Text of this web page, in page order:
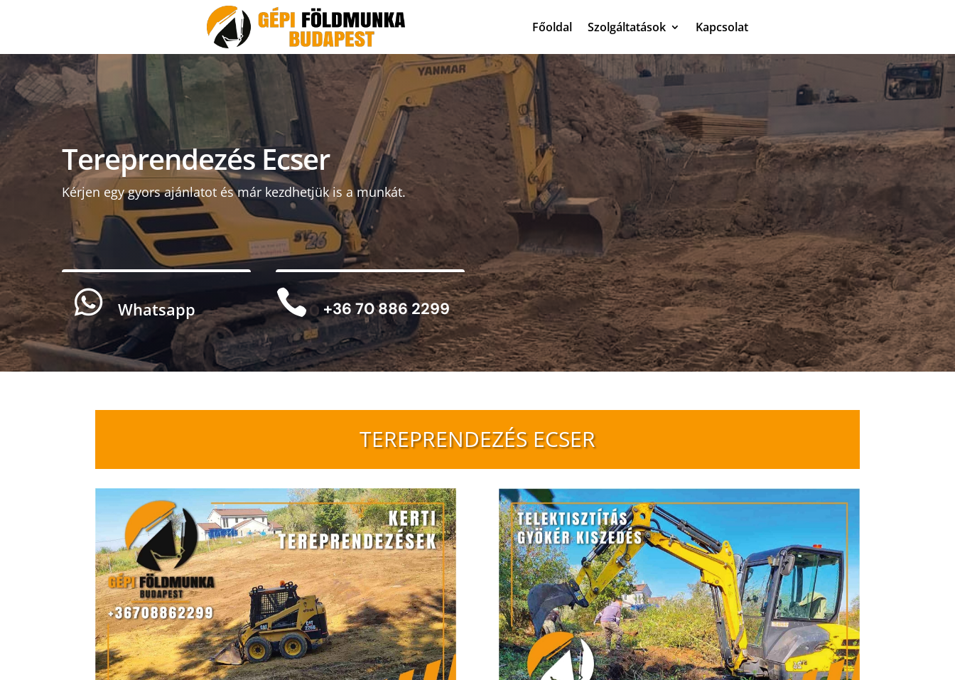
Főoldal Szolgáltatások Kapcsolat
Tereprendezés Ecser
Kérjen egy gyors ajánlatot és már kezdhetjük is a munkát.
 Whatsapp  +36 70 886 2299
TEREPRENDEZÉS ECSER